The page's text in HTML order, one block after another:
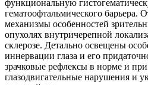
функциональную
гематоофтальмического барьера.
механизмы особенностей
опухолях внутричерепной
склерозе. Детально освещены
иннервации глаза и его
зрачковые рефлексы в норме и
глазодвигательные нарушения и